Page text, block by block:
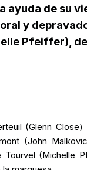
ayuda de su
y
Pfeiffer),
(Glenn
(John
(Michelle